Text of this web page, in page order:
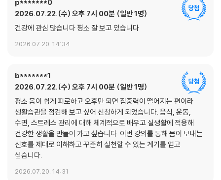
- 박건영 (전(前) 차의과학대학교 생명과학대학 학장)
p*******0
2026.07.22.(수) 오후 7시 00분 일반 1명
건강에 관심 많습니다 평소 잘 보고 있습니다
2026.07.20. 14:34
b*******1
2026.07.22.(수) 오후 7시 00분 일반 1명
평소 몸이 쉽게 피로하고 오후만 되면 집중력이 떨어지는 편이라
생활습관을 점검해 보고 싶어 신청하게 되었습니다. 음식, 운동,
수면, 스트레스 관리에 대해 체계적으로 배우고 실생활에 적용해
건강한 생활을 만들어 가고 싶습니다. 이번 강의를 통해 몸이 보내는
신호를 제대로 이해하고 꾸준히 실천할 수 있는 계기를 얻고
싶습니다.
2026.07.20. 14:31